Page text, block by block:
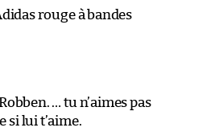
rouge à bandes
… tu n’aimes pas
si lui t’aime.